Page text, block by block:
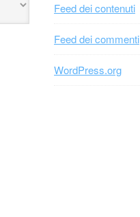
Feed dei contenuti
Feed dei commenti
WordPress.org